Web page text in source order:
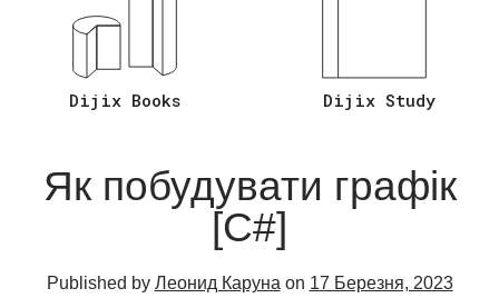
(26)
Мова програмування C#
Язык Программирования Sql
Dijix Books Dijix Study
Як побудувати графік
[C#]
Published by Леонид Каруна on 17 Березня, 2023